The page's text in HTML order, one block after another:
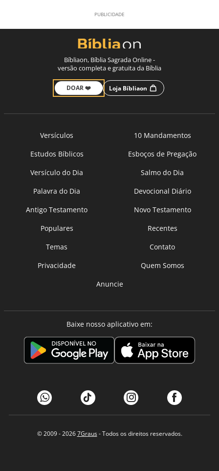
Bíbliaon, Bíblia Sagrada Online -
versão completa e gratuita da Bíblia
DOAR ❤️ Loja Bíbliaon
Versículos
10 Mandamentos
Estudos Bíblicos
Esboços de Pregação
Versículo do Dia
Salmo do Dia
Palavra do Dia
Devocional Diário
Antigo Testamento
Novo Testamento
Populares
Recentes
Temas
Contato
Privacidade
Quem Somos
Anuncie
Baixe nosso aplicativo em:
© 2009 - 20267Graus- Todos os direitos reservados.